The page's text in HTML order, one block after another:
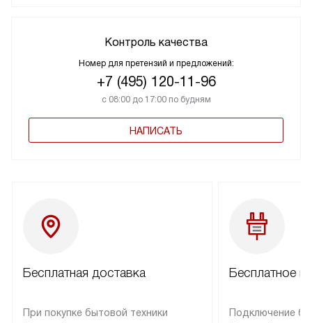
Контроль качества
Номер для претензий и предложений:
+7 (495) 120-11-96
с 08:00 до 17:00 по будням
НАПИСАТЬ
Бесплатная доставка
При покупке бытовой техники
Бесплатное
Подключение